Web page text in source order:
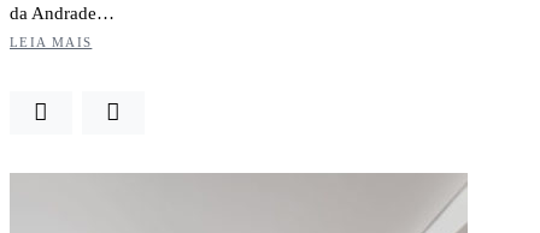
da Andrade…
LEIA MAIS